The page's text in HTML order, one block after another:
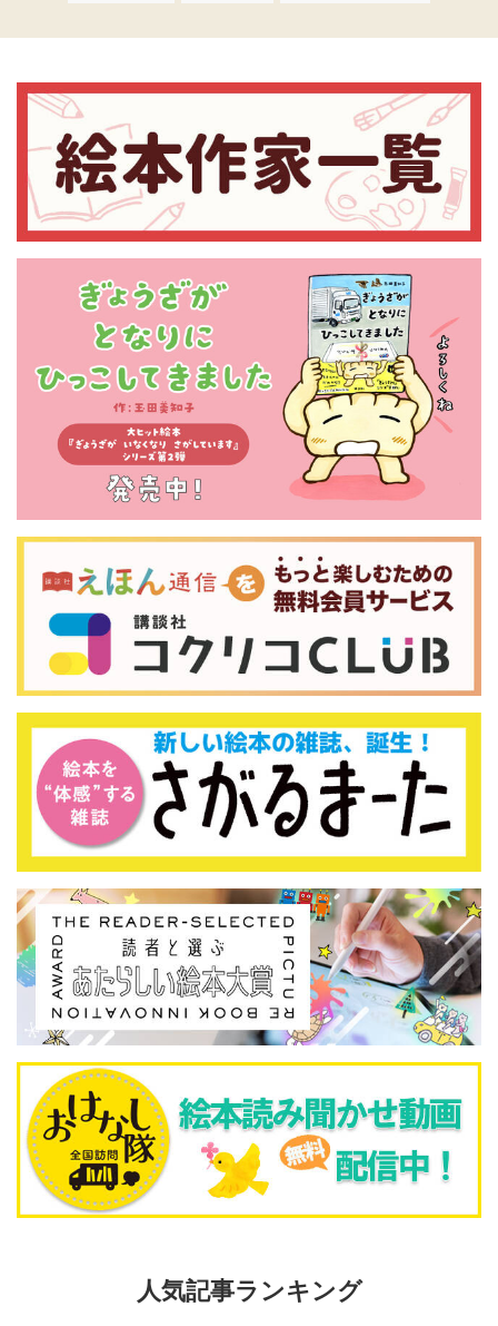
人気記事ランキング